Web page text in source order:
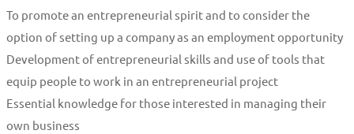
To promote an entrepreneurial spirit and to consider the
option of setting up a company as an employment opportunity
Development of entrepreneurial skills and use of tools that
equip people to work in an entrepreneurial project
Essential knowledge for those interested in managing their
own business